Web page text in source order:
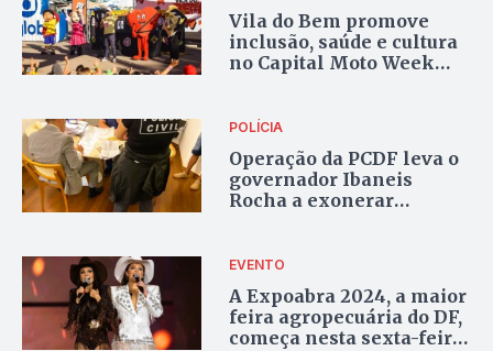
Vila do Bem promove
inclusão, saúde e cultura
no Capital Moto Week
POLÍCIA
Operação da PCDF leva o
governador Ibaneis
Rocha a exonerar
EVENTO
A Expoabra 2024, a maior
feira agropecuária do DF,
começa nesta sexta-feira